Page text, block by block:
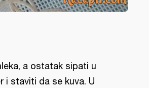
a ostatak sipati u
i staviti da se kuva. U